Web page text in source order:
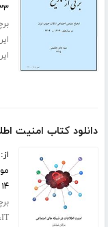
۱۳۳
دانلود کتاب امنیت
از:
۱۴ صفحه
IT،